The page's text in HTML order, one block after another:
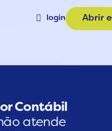
Consulta CNAE
login Abrir
Contábil
atende